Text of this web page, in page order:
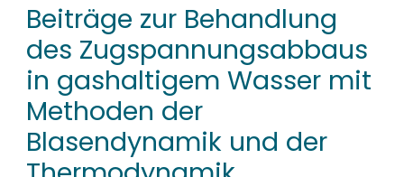
RESEARCH DATA
PEOPLE
INSTITUTIONS
PROJECTS
Beiträge zur Behandlung
des Zugspannungsabbaus
in gashaltigem Wasser mit
Methoden der
Blasendynamik und der